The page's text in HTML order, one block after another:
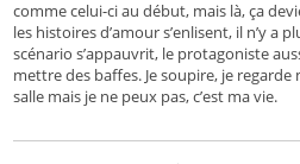
comme celui-ci au début, mais là, ça
les histoires d’amour s’enlisent, il n’y a
scénario s’appauvrit, le protagoniste
mettre des baffes. Je soupire, je
salle mais je ne peux pas, c’est ma vie.